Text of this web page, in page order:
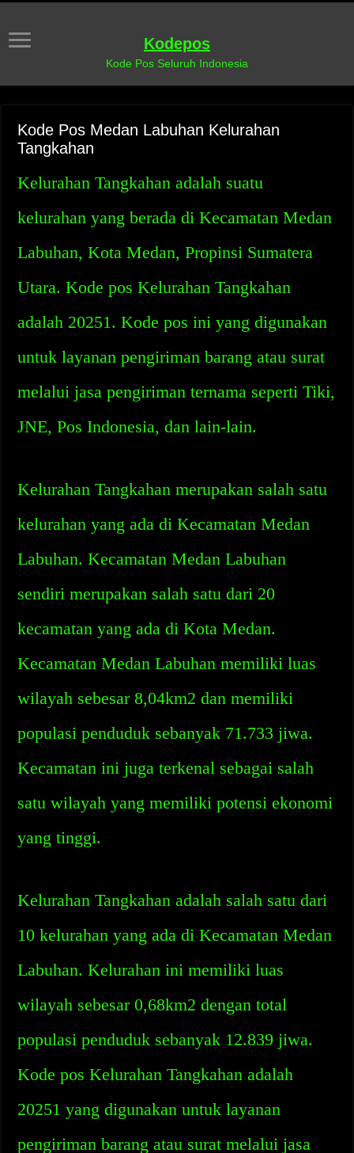
Kodepos
Kode Pos Seluruh Indonesia
Kode Pos Medan Labuhan Kelurahan
Tangkahan
Kelurahan Tangkahan adalah suatu
kelurahan yang berada di Kecamatan Medan
Labuhan, Kota Medan, Propinsi Sumatera
Utara. Kode pos Kelurahan Tangkahan
adalah 20251. Kode pos ini yang digunakan
untuk layanan pengiriman barang atau surat
melalui jasa pengiriman ternama seperti Tiki,
JNE, Pos Indonesia, dan lain-lain.
Kelurahan Tangkahan merupakan salah satu
kelurahan yang ada di Kecamatan Medan
Labuhan. Kecamatan Medan Labuhan
sendiri merupakan salah satu dari 20
kecamatan yang ada di Kota Medan.
Kecamatan Medan Labuhan memiliki luas
wilayah sebesar 8,04km2 dan memiliki
populasi penduduk sebanyak 71.733 jiwa.
Kecamatan ini juga terkenal sebagai salah
satu wilayah yang memiliki potensi ekonomi
yang tinggi.
Kelurahan Tangkahan adalah salah satu dari
10 kelurahan yang ada di Kecamatan Medan
Labuhan. Kelurahan ini memiliki luas
wilayah sebesar 0,68km2 dengan total
populasi penduduk sebanyak 12.839 jiwa.
Kode pos Kelurahan Tangkahan adalah
20251 yang digunakan untuk layanan
pengiriman barang atau surat melalui jasa